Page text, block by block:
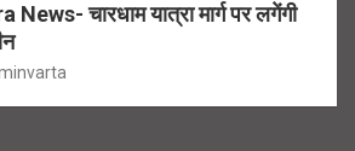
चारधाम यात्रा मार्ग पर लगेंगी